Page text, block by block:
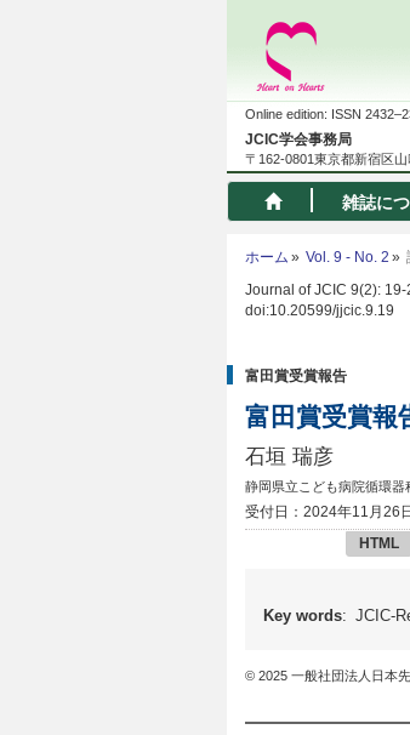
Online edition: ISSN
JCIC学会事務局
〒162-0801東京都新宿区
雑誌に
ホーム Vol. 9 - No. 2
Journal of JCIC 9(2):
doi:10.20599/jjcic.9.19
富田賞受賞報告
富田賞受賞報
石垣 瑞彦
静岡県立こども病院循環器
受付日：2024年11月26日
HTML
Key words: JCIC-
© 2025 一般社団法人日本